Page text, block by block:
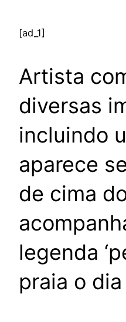
[ad_1]
Artista
diversas
incluindo
aparece
de cima
legenda
praia o dia